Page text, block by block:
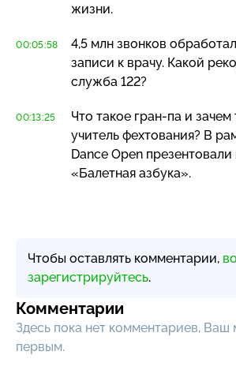
жизни.
00:05:58 4,5 млн звонков обработал
записи к врачу. Какой
служба 122?
00:13:25 Что такое гран-па и
учитель фехтования? В
Dance Open
«Балетная азбука».
Чтобы оставлять комментарии,
зарегистрируйтесь.
Комментарии
Здесь пока нет комментариев,
первым.